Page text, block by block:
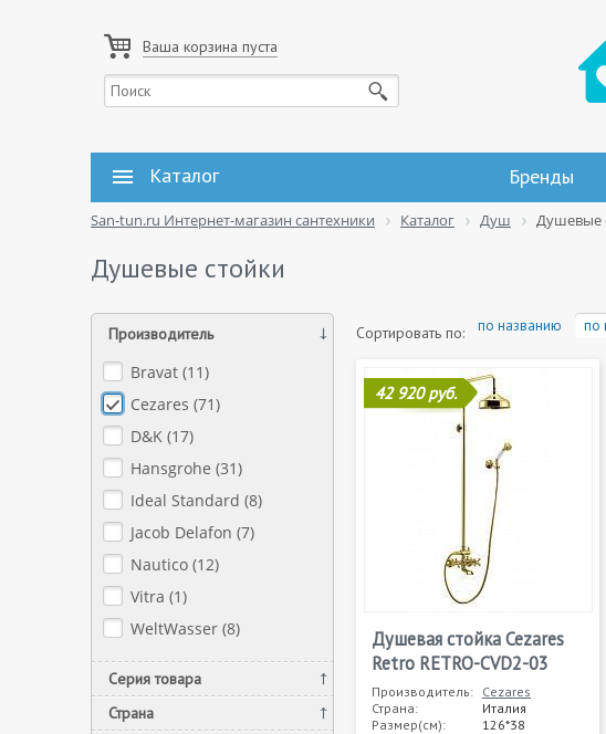
Ваша корзина пуста
Каталог Бренды
San-tun.ru Интернет-магазин сантехники Каталог Душ Душевые
Душевые стойки
Производитель
Bravat (11)
Cezares (71)
D&K (17)
Hansgrohe (31)
Ideal Standard (8)
Jacob Delafon (7)
Nautico (12)
Vitra (1)
WeltWasser (8)
Серия товара
Страна
Сортировать по: по названию по
42 920 руб.
Душевая стойка Cezares
Retro RETRO-CVD2-03
Производитель: Cezares
Страна:
Италия
Размер(см):
126*38